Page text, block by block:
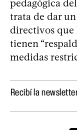
pedagógica
trata de dar
directivos que
tienen
medidas
Recibí la